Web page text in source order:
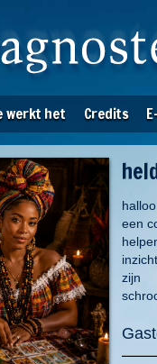
werkt het Credits
een
zijn